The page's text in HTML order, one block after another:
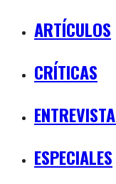
ARTÍCULOS
CRÍTICAS
ESPECIALES